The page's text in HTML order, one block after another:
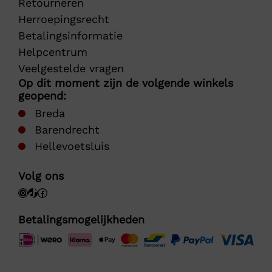
Retourneren
Herroepingsrecht
Betalingsinformatie
Helpcentrum
Veelgestelde vragen
Op dit moment zijn de volgende winkels
geopend:
Breda
Barendrecht
Hellevoetsluis
Volg ons
Betalingsmogelijkheden